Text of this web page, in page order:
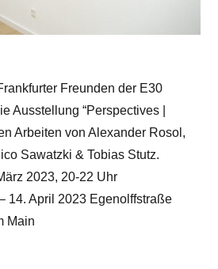
Freunden der E30
Ausstellung “Perspectives |
Arbeiten von Alexander Rosol,
Sawatzki & Tobias Stutz.
2023, 20-22 Uhr
14. April 2023 Egenolffstraße
Main